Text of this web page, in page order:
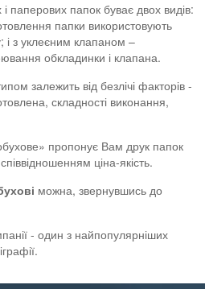
і паперових папок буває двох видів:
папки використовують
і з уклеєним клапаном –
обкладинки і клапана.
залежить від безлічі факторів -
складності виконання,
пропонує Вам друк папок
ціна-якість.
можна, звернувшись до
- один з найпопулярніших